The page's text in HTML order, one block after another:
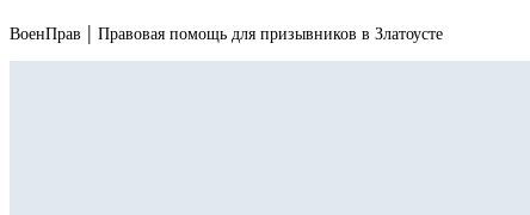
ВоенПрав | Правовая помощь для призывников в Златоусте